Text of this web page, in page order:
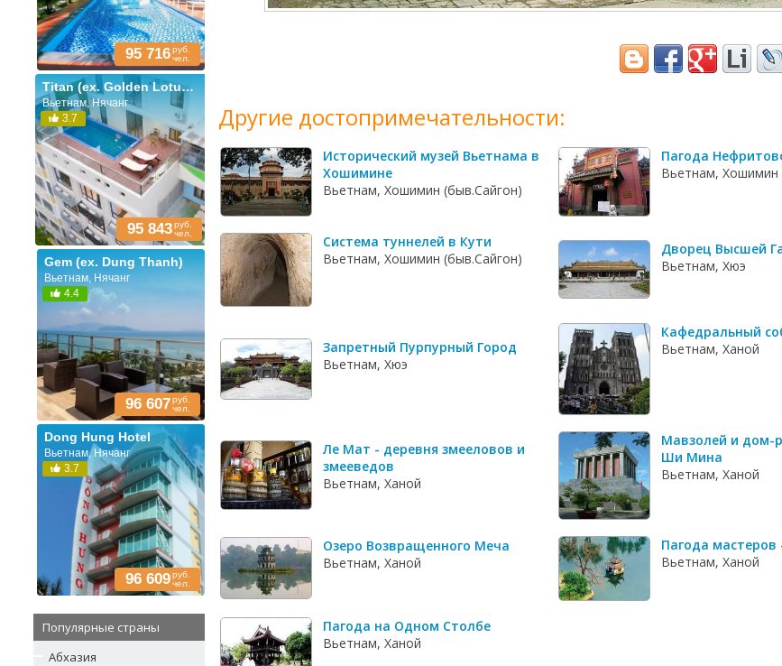
95 716руб.
чел.
Titan (ex. Golden Lotus Central)
Вьетнам, Нячанг
3.7
95 843руб.
чел.
Gem (ex. Dung Thanh)
Вьетнам, Нячанг
4.4
96 607руб.
чел.
Dong Hung Hotel
Вьетнам, Нячанг
3.7
96 609руб.
чел.
Популярные страны
Абхазия
Другие достопримечательности:
Исторический музей Вьетнама в
Хошимине
Вьетнам, Хошимин (быв.Сайгон)
Пагода
Вьетнам, Хошимин
Система туннелей в Кути
Вьетнам, Хошимин (быв.Сайгон)
Дворец Высшей
Вьетнам, Хюэ
Запретный Пурпурный Город
Вьетнам, Хюэ
Кафедральный
Вьетнам, Ханой
Ле Мат - деревня змееловов и
змееведов
Вьетнам, Ханой
Мавзолей и дом-
Ши Мина
Вьетнам, Ханой
Озеро Возвращенного Меча
Вьетнам, Ханой
Пагода мастеров
Вьетнам, Ханой
Пагода на Одном Столбе
Вьетнам, Ханой